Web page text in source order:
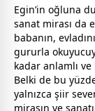
Egin’in oğluna
sanat mirası da
babanın,
gururla
kadar anlamlı ve
Belki de bu
yalnızca şiir
mirasın ve